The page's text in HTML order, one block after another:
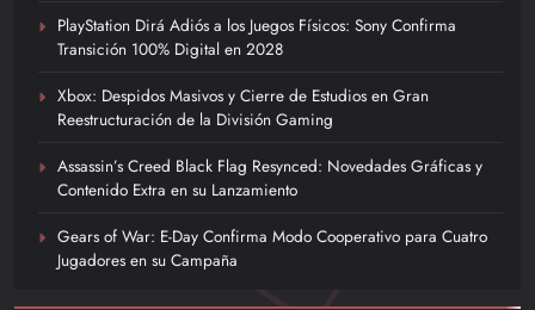
PlayStation Dirá Adiós a los Juegos Físicos: Sony Confirma
Transición 100% Digital en 2028
Xbox: Despidos Masivos y Cierre de Estudios en Gran
Reestructuración de la División Gaming
Assassin’s Creed Black Flag Resynced: Novedades Gráficas y
Contenido Extra en su Lanzamiento
Gears of War: E-Day Confirma Modo Cooperativo para Cuatro
Jugadores en su Campaña